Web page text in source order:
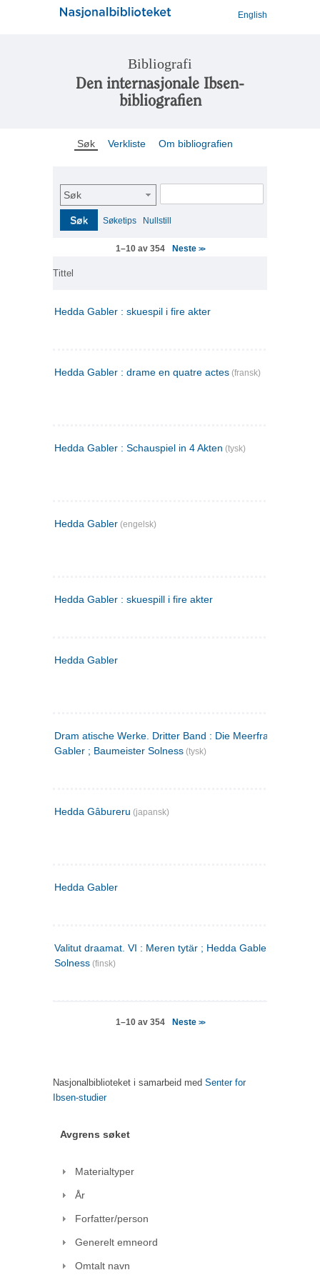
English
Bibliografi
Den internasjonale Ibsen-
bibliografien
Søk Verkliste Om bibliografien
Søk
Søk Søketips Nullstill
1–10 av 354 Neste >>
Tittel
Hedda Gabler : skuespil i fire akter
Hedda Gabler : drame en quatre actes (fransk)
Hedda Gabler : Schauspiel in 4 Akten (tysk)
Hedda Gabler (engelsk)
Hedda Gabler : skuespill i fire akter
Hedda Gabler
Dram atische Werke. Dritter Band : Die Meerfrau ; Hedda
Gabler ; Baumeister Solness (tysk)
Hedda Gâbureru (japansk)
Hedda Gabler
Valitut draamat. VI : Meren tytär ; Hedda Gabler ;
Solness (finsk)
1–10 av 354 Neste >>
Nasjonalbiblioteket i samarbeid med Senter for
Ibsen-studier
Avgrens søket
Materialtyper
År
Forfatter/person
Generelt emneord
Omtalt navn